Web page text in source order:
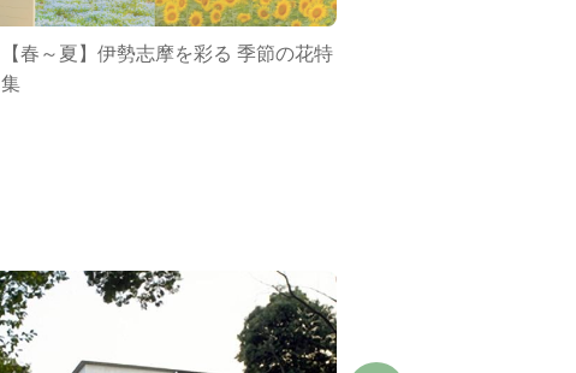
【春～夏】伊勢志摩を彩る 季節の花特
集